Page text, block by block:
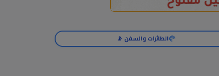
الطائرات والسفن 📡